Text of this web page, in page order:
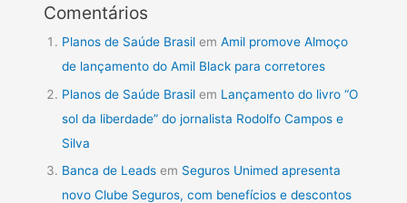
Comentários
Planos de Saúde Brasil emAmil promove Almoço
de lançamento do Amil Black para corretores
Planos de Saúde Brasil em Lançamento do livro “O
sol da liberdade” do jornalista Rodolfo Campos e
Silva
Banca de Leads em Seguros Unimed apresenta
novo Clube Seguros, com benefícios e descontos